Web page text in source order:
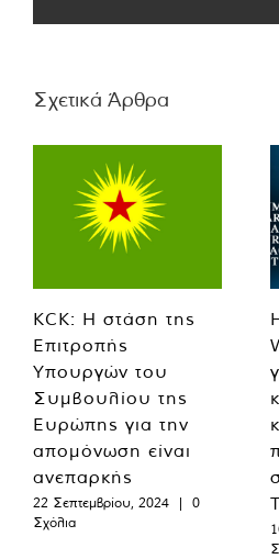
Σχετικά Άρθρα
KCK: Η στάση της
Επιτροπής
Υπουργών του
Συμβουλίου της
Ευρώπης για την
απομόνωση είναι
ανεπαρκής
22 Σεπτεμβρίου, 2024 |
0
Σχόλια